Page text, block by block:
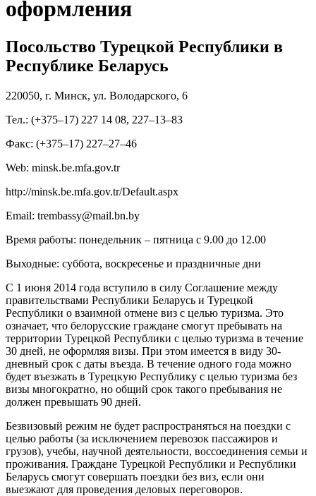
оформления
Посольство Турецкой Республики в
Республике Беларусь
220050, г. Минск, ул. Володарского, 6
Тел.: (+375–17) 227 14 08, 227–13–83
Факс: (+375–17) 227–27–46
Web: minsk.be.mfa.gov.tr
http://minsk.be.mfa.gov.tr/Default.aspx
Email: trembassy@mail.bn.by
Время работы: понедельник – пятница с 9.00 до 12.00
Выходные: суббота, воскресенье и праздничные дни
С 1 июня 2014 года вступило в силу Соглашение между
правительствами Республики Беларусь и Турецкой
Республики о взаимной отмене виз с целью туризма. Это
означает, что белорусские граждане смогут пребывать на
территории Турецкой Республики с целью туризма в течение
30 дней, не оформляя визы. При этом имеется в виду 30-
дневный срок с даты въезда. В течение одного года можно
будет въезжать в Турецкую Республику с целью туризма без
визы многократно, но общий срок такого пребывания не
должен превышать 90 дней.
Безвизовый режим не будет распространяться на поездки с
целью работы (за исключением перевозок пассажиров и
грузов), учебы, научной деятельности, воссоединения семьи и
проживания. Граждане Турецкой Республики и Республики
Беларусь смогут совершать поездки без виз, если они
выезжают для проведения деловых переговоров.